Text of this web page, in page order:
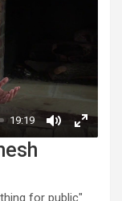
for public"